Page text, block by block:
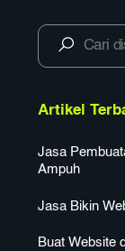
Artikel
Jasa
Ampuh
Jasa Bikin
Buat Website